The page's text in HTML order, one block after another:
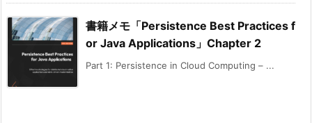
書籍メモ「Persistence Best Practices f
or Java Applications」Chapter 2
Part 1: Persistence in Cloud Computing – ...